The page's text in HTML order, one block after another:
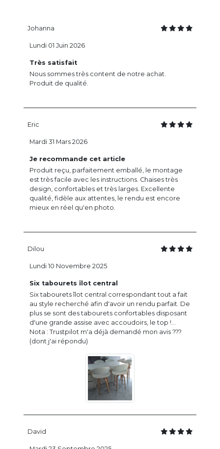
Johanna
Très satisfait
Nous sommes très content de notre achat.
Produit de qualité.
Lundi 01 Juin 2026
Eric
Je recommande cet article
Produit reçu, parfaitement emballé, le montage
est très facile avec les instructions. Chaises très
design, confortables et très larges. Excellente
qualité, fidèle aux attentes, le rendu est encore
mieux en réel qu'en photo.
Mardi 31 Mars 2026
Dilou
Six tabourets îlot central
Six tabourets îlot central correspondant tout a fait
au style recherché afin d'avoir un rendu parfait. De
plus se sont des tabourets confortables disposant
d'une grande assise avec accoudoirs, le top !...
Nota : Trustpilot m'a déjà demandé mon avis ???
(dont j'ai répondu)
Lundi 10 Novembre 2025
David